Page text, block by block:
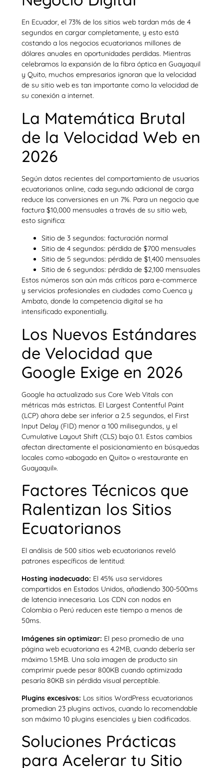
En Ecuador, el 73% de los sitios web tardan más de 4
segundos en cargar completamente, y esto está
costando a los negocios ecuatorianos millones de
dólares anuales en oportunidades perdidas. Mientras
celebramos la expansión de la fibra óptica en Guayaquil
y Quito, muchos empresarios ignoran que la velocidad
de su sitio web es tan importante como la velocidad de
su conexión a internet.
La Matemática Brutal
de la Velocidad Web en
2026
Según datos recientes del comportamiento de usuarios
ecuatorianos online, cada segundo adicional de carga
reduce las conversiones en un 7%. Para un negocio que
factura $10,000 mensuales a través de su sitio web,
esto significa:
Sitio de 3 segundos: facturación normal
Sitio de 4 segundos: pérdida de $700 mensuales
Sitio de 5 segundos: pérdida de $1,400 mensuales
Sitio de 6 segundos: pérdida de $2,100 mensuales
Estos números son aún más críticos para e-commerce
y servicios profesionales en ciudades como Cuenca y
Ambato, donde la competencia digital se ha
intensificado exponentially.
Los Nuevos Estándares
de Velocidad que
Google Exige en 2026
Google ha actualizado sus Core Web Vitals con
métricas más estrictas. El Largest Contentful Paint
(LCP) ahora debe ser inferior a 2.5 segundos, el First
Input Delay (FID) menor a 100 milisegundos, y el
Cumulative Layout Shift (CLS) bajo 0.1. Estos cambios
afectan directamente el posicionamiento en búsquedas
locales como «abogado en Quito» o «restaurante en
Guayaquil».
Factores Técnicos que
Ralentizan los Sitios
Ecuatorianos
El análisis de 500 sitios web ecuatorianos reveló
patrones específicos de lentitud:
Hosting inadecuado: El 45% usa servidores
compartidos en Estados Unidos, añadiendo 300-500ms
de latencia innecesaria. Los CDN con nodos en
Colombia o Perú reducen este tiempo a menos de
50ms.
Imágenes sin optimizar: El peso promedio de una
página web ecuatoriana es 4.2MB, cuando debería ser
máximo 1.5MB. Una sola imagen de producto sin
comprimir puede pesar 800KB cuando optimizada
pesaría 80KB sin pérdida visual perceptible.
Plugins excesivos: Los sitios WordPress ecuatorianos
promedian 23 plugins activos, cuando lo recomendable
son máximo 10 plugins esenciales y bien codificados.
Soluciones Prácticas
para Acelerar tu Sitio